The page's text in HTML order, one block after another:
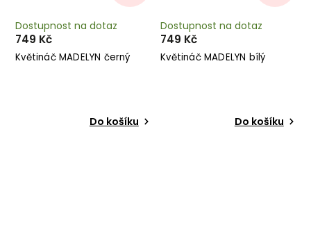
Květináč MADELYN černý
Dostupnost na dotaz
749 Kč
Do košíku
Květináč MADELYN bílý
Dostupnost na dotaz
749 Kč
Do košíku